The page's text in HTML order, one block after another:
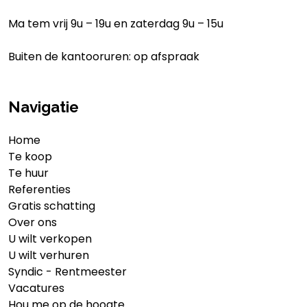
Ma tem vrij 9u – 19u en zaterdag 9u – 15u
Buiten de kantooruren: op afspraak
Navigatie
Home
Te koop
Te huur
Referenties
Gratis schatting
Over ons
U wilt verkopen
U wilt verhuren
Syndic - Rentmeester
Vacatures